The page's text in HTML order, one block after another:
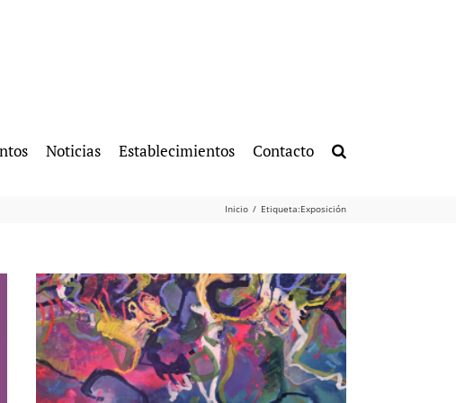
Noticias Establecimientos Contacto
Inicio Etiqueta:Exposición